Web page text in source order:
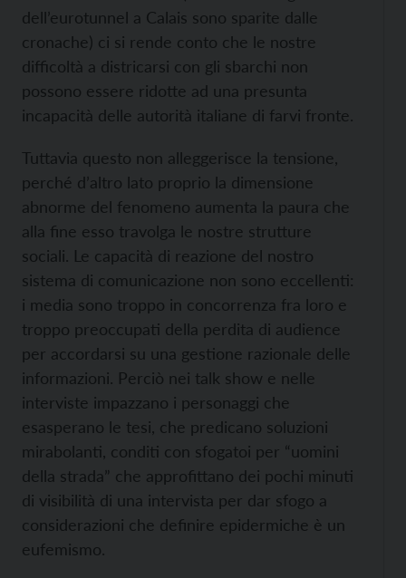
dell’eurotunnel a Calais sono sparite dalle
cronache) ci si rende conto che le nostre
difficoltà a districarsi con gli sbarchi non
possono essere ridotte ad una presunta
incapacità delle autorità italiane di farvi fronte.
Tuttavia questo non alleggerisce la tensione,
perché d’altro lato proprio la dimensione
abnorme del fenomeno aumenta la paura che
alla fine esso travolga le nostre strutture
sociali. Le capacità di reazione del nostro
sistema di comunicazione non sono eccellenti:
i media sono troppo in concorrenza fra loro e
troppo preoccupati della perdita di audience
per accordarsi su una gestione razionale delle
informazioni. Perciò nei talk show e nelle
interviste impazzano i personaggi che
esasperano le tesi, che predicano soluzioni
mirabolanti, conditi con sfogatoi per “uomini
della strada” che approfittano dei pochi minuti
di visibilità di una intervista per dar sfogo a
considerazioni che definire epidermiche è un
eufemismo.